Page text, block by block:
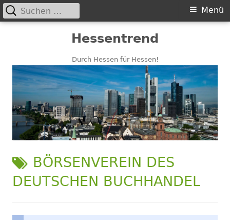
Hessentrend
Durch Hessen für Hessen!
Primäres
Menü
Suchen
nach:
SCHLAGWORT:
BÖRSENVEREIN DES
DEUTSCHEN BUCHHANDEL